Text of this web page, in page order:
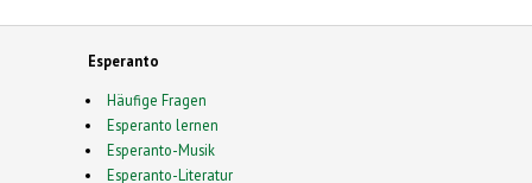
Esperanto
Häufige Fragen
Esperanto lernen
Esperanto-Musik
Esperanto-Literatur